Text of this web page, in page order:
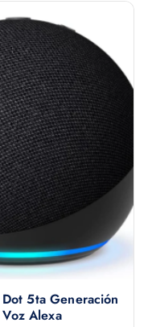
5ta Generación
Alexa